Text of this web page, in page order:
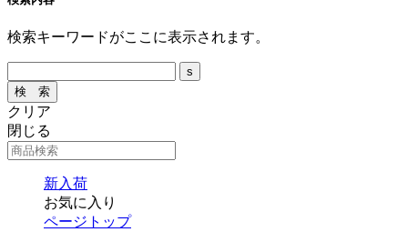
検索キーワードがここに表示されます。
クリア
閉じる
新入荷
お気に入り
ページトップ